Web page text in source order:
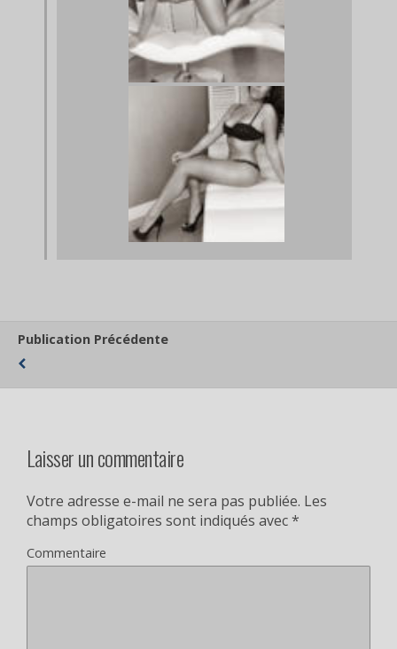
Publication Précédente
Laisser un commentaire
Votre adresse e-mail ne sera pas publiée. Les
champs obligatoires sont indiqués avec*
Commentaire